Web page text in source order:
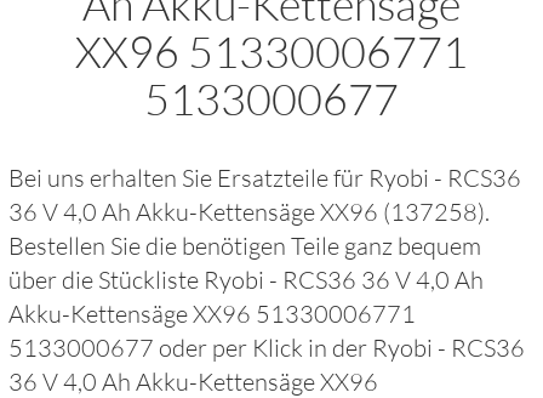
XX96 51330006771
5133000677
Bei uns erhalten Sie Ersatzteile für Ryobi - RCS36
36 V 4,0 Ah Akku-Kettensäge XX96 (137258).
Bestellen Sie die benötigen Teile ganz bequem
über die Stückliste Ryobi - RCS36 36 V 4,0 Ah
Akku-Kettensäge XX96 51330006771
5133000677 oder per Klick in der Ryobi - RCS36
36 V 4,0 Ah Akku-Kettensäge XX96